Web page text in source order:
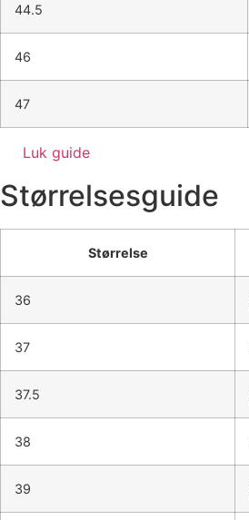
44.5
46
47
Luk guide
Størrelsesguide
Størrelse
36
37
37.5
38
39